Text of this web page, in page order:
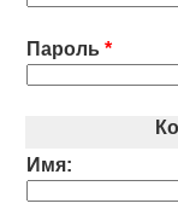
Пароль *
Имя: